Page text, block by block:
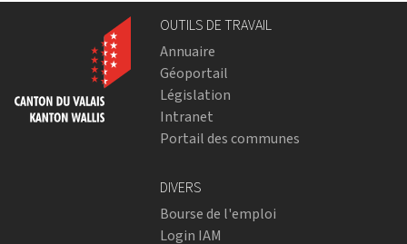
OUTILS DE TRAVAIL
Annuaire
Géoportail
Législation
Intranet
Portail des communes
DIVERS
Bourse de l'emploi
Login IAM